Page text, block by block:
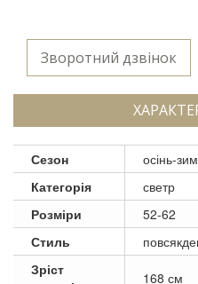
Зворотний дзвінок
Сезон
осінь-
Категорія
светр
Розміри
52-62
Стиль
Зріст
168 см